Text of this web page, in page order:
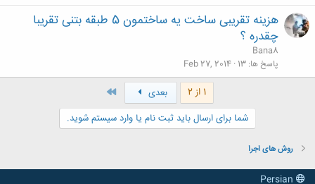
هزینه تقریبی ساخت یه ساختمون 5 طبقه بتنی تقریبا
چقدره ؟
Bana8
پاسخ ها 13
Feb 27, 2014
1 از 2 بعدی
شما برای ارسال باید ثبت نام یا وارد سیستم شوید.
روش های اجرا